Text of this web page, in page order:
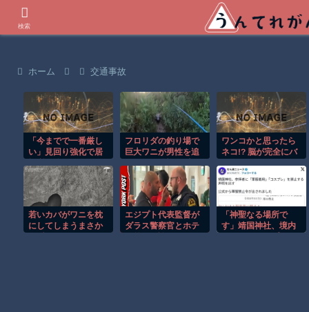
ホーム 交通事故
「今までで一番厳し
い」見回り強化で居
横”の若者たち 行き
場を失う中「世間の
普通より歌舞伎町の
普通が合っている」
と心の叫びも
フロリダの釣り場で
巨大ワニが男性を追
間！！
ワンコかと思ったら
ネコ!? 脳が完全にバ
若いカバがワニを枕
にしてしまうまさか
エジプト代表監督が
ダラス警察官とホテ
「神聖なる場所で
す」靖国神社、境内
検索